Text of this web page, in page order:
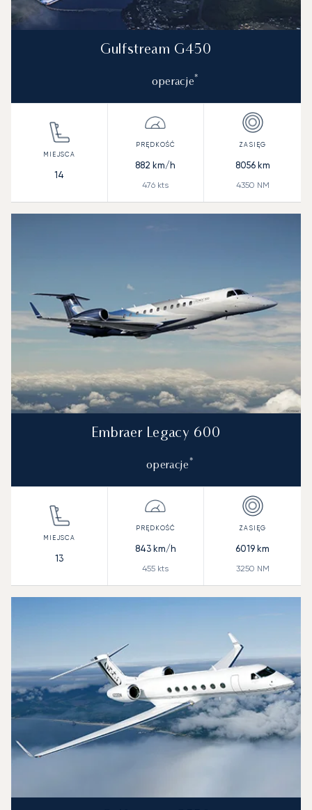
Gulfstream G450
operacje*
14
882 km/h
476 kts
8056km
4350 NM
Embraer Legacy 600
operacje*
13
843km/h
455 kts
6019 km
3250 NM